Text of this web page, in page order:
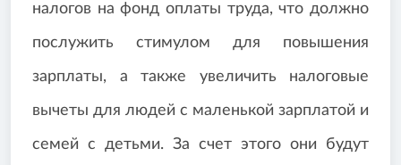
налогов на фонд оплаты труда, что должно
послужить стимулом для повышения
зарплаты, а также увеличить налоговые
вычеты для людей с маленькой зарплатой и
семей с детьми. За счет этого они будут